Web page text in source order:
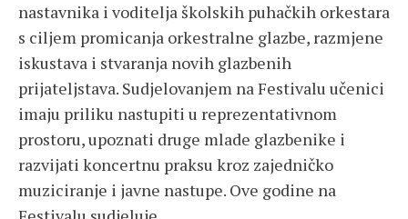
nastavnika i voditelja školskih puhačkih orkestara
s ciljem promicanja orkestralne glazbe, razmjene
iskustava i stvaranja novih glazbenih
prijateljstava. Sudjelovanjem na Festivalu učenici
imaju priliku nastupiti u reprezentativnom
prostoru, upoznati druge mlade glazbenike i
razvijati koncertnu praksu kroz zajedničko
muziciranje i javne nastupe. Ove godine na